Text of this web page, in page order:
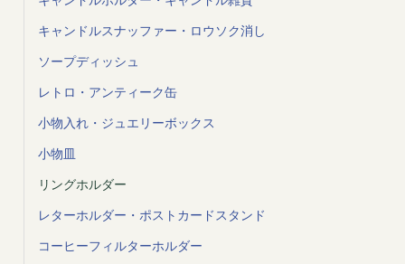
キャンドルスナッファー・ロウソク消し
ソープディッシュ
レトロ・アンティーク缶
小物入れ・ジュエリーボックス
小物皿
リングホルダー
レターホルダー・ポストカードスタンド
コーヒーフィルターホルダー